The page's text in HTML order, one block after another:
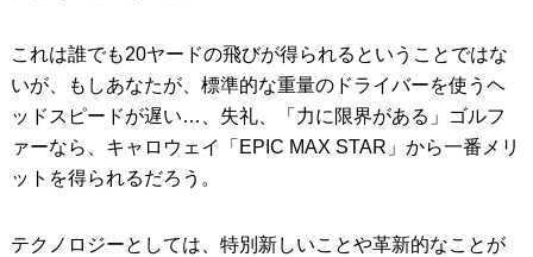
これは誰でも20ヤードの飛びが得られるということではな
いが、もしあなたが、標準的な重量のドライバーを使うヘ
ッドスピードが遅い…、失礼、「力に限界がある」ゴルフ
ァーなら、キャロウェイ「EPIC MAX STAR」から一番メリ
ットを得られるだろう。
テクノロジーとしては、特別新しいことや革新的なことが